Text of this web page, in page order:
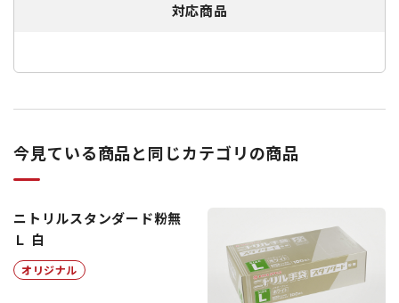
対応商品
今見ている商品と同じカテゴリの商品
ニトリルスタンダード粉無
Ｌ 白
オリジナル